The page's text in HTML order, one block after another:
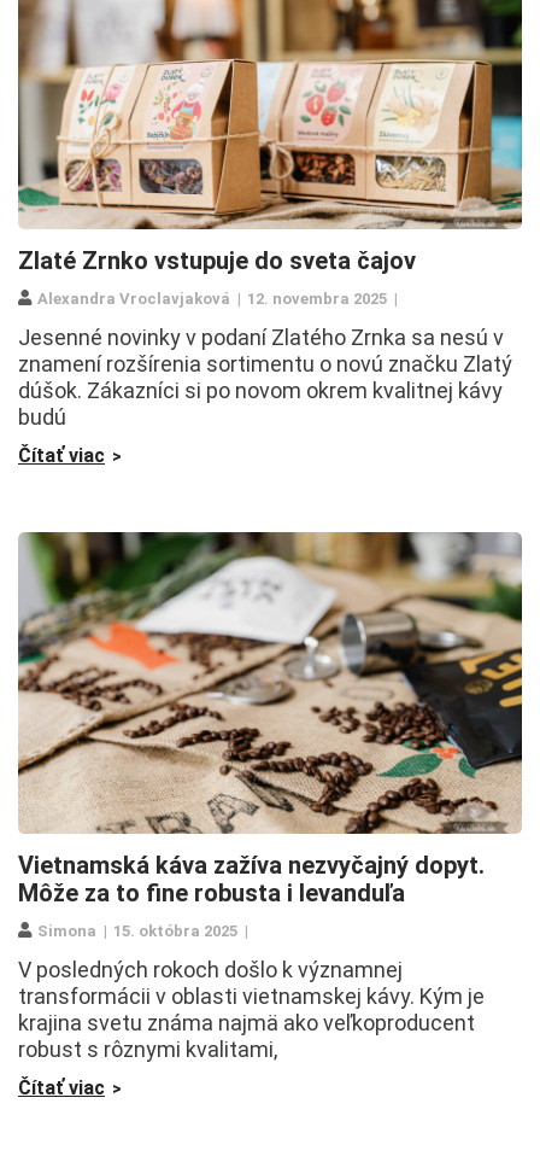
Zlaté Zrnko vstupuje do sveta čajov
Alexandra Vroclavjaková 12. novembra 2025
Jesenné novinky v podaní Zlatého Zrnka sa nesú v
znamení rozšírenia sortimentu o novú značku Zlatý
dúšok. Zákazníci si po novom okrem kvalitnej kávy
budú
Čítať viac
Vietnamská káva zažíva nezvyčajný dopyt.
Môže za to fine robusta i levanduľa
Simona 15. októbra 2025
V posledných rokoch došlo k významnej
transformácii v oblasti vietnamskej kávy. Kým je
krajina svetu známa najmä ako veľkoproducent
robust s rôznymi kvalitami,
Čítať viac